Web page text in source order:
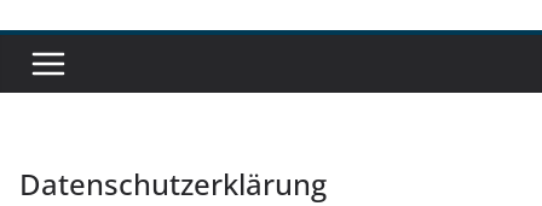
Datenschutzerklärung